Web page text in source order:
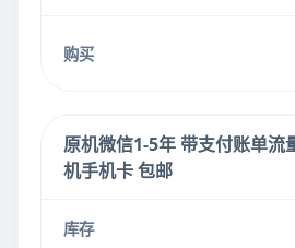
原机微信1-5年 带支付账单流
机手机卡 包邮